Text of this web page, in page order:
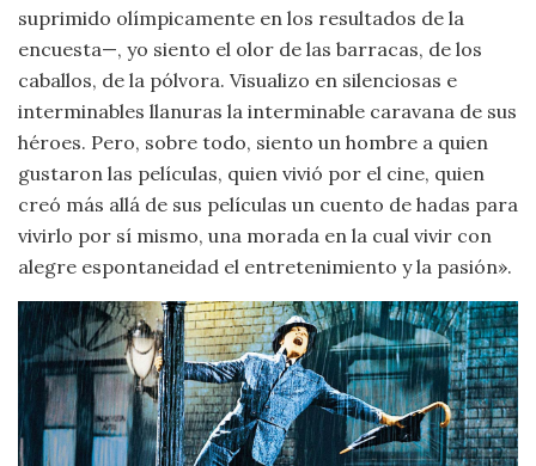
suprimido olímpicamente en los resultados de la
encuesta—, yo siento el olor de las barracas, de los
caballos, de la pólvora. Visualizo en silenciosas e
interminables llanuras la interminable caravana de sus
héroes. Pero, sobre todo, siento un hombre a quien
gustaron las películas, quien vivió por el cine, quien
creó más allá de sus películas un cuento de hadas para
vivirlo por sí mismo, una morada en la cual vivir con
alegre espontaneidad el entretenimiento y la pasión».